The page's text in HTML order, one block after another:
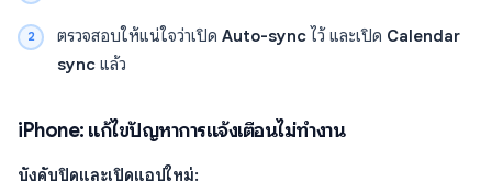
ตรวจสอบให้แน่ใจว่าเปิด Auto-sync ไว้ และเปิด Calendar
sync แล้ว
iPhone: แก้ไขปัญหาการแจ้งเตือนไม่ทำงาน
บังคับปิดและเปิดแอปใหม่: